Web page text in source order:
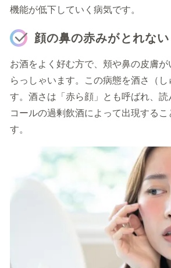
機能が低下していく病気です。
顔の鼻の赤みがとれない
お酒をよく好む方で、頬や鼻の皮膚
らっしゃいます。この病態を酒さ（し
す。酒さは「赤ら顔」とも呼ばれ、
コールの過剰飲酒によって出現する
す。